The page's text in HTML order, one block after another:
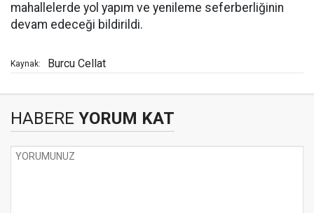
mahallelerde yol yapım ve yenileme seferberliğinin
devam edeceği bildirildi.
Kaynak: Burcu Cellat
HABERE YORUM KAT